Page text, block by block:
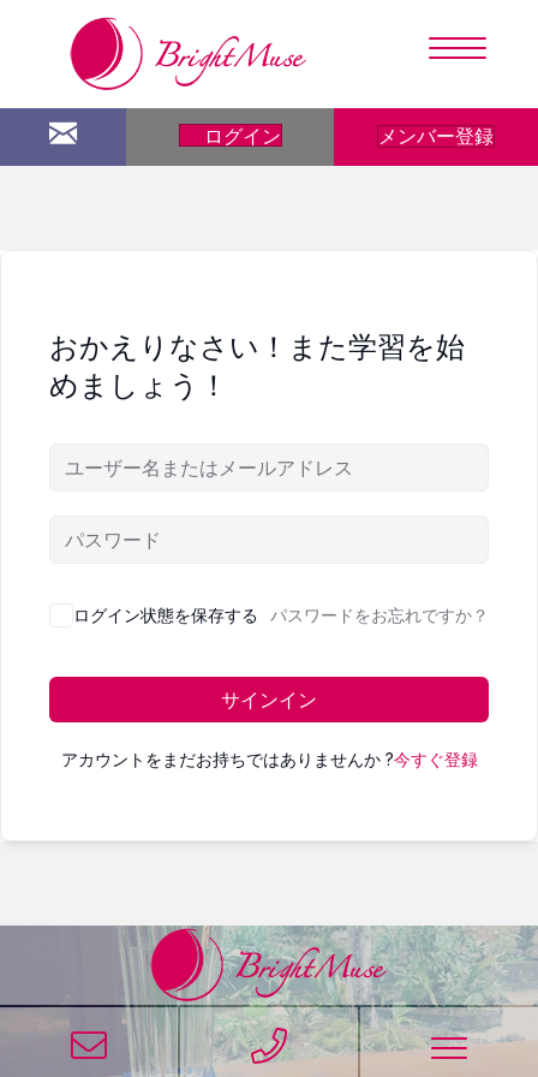
ログイン メンバー登録
おかえりなさい！また学習を始
めましょう！
ログイン状態を保存する パスワードをお忘れですか？
サインイン
アカウントをまだお持ちではありませんか ?今すぐ登録